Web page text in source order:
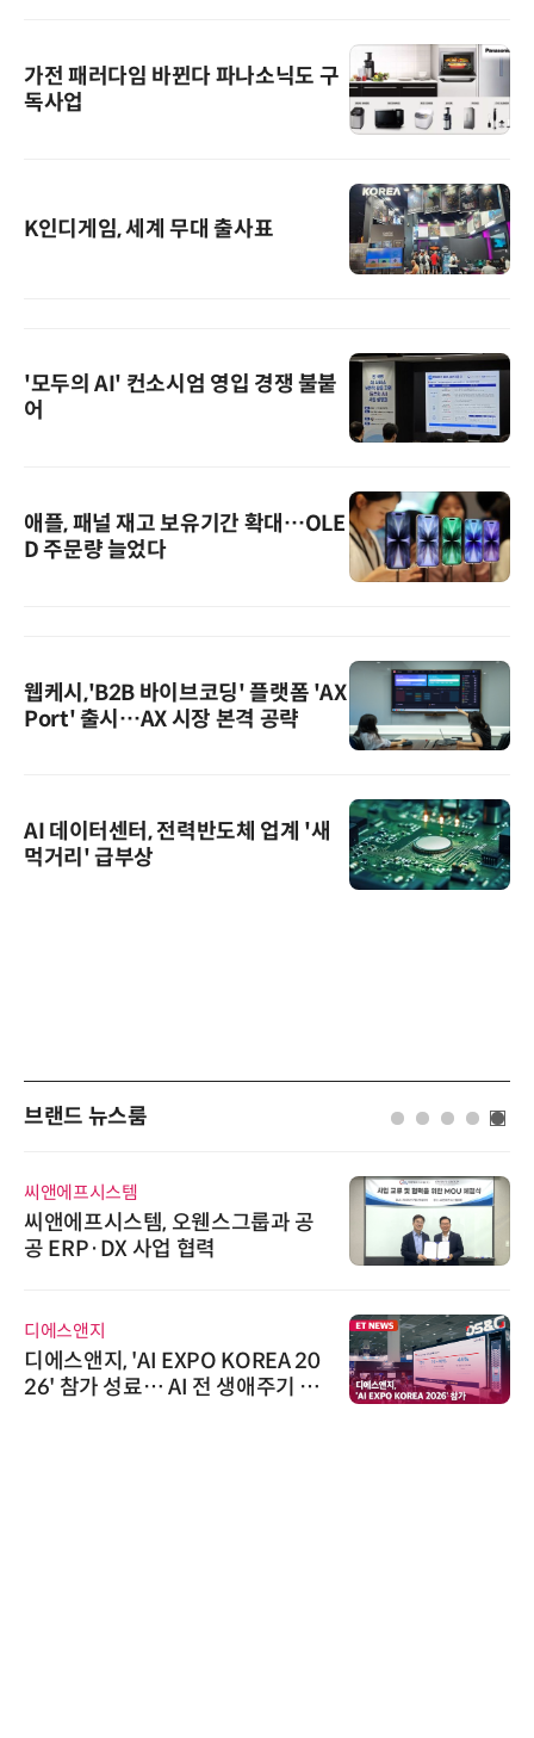
가전 패러다임 바뀐다 파나소닉도 구
독사업
K인디게임, 세계 무대 출사표
'모두의 AI' 컨소시엄 영입 경쟁 불붙
어
애플, 패널 재고 보유기간 확대…OLE
D 주문량 늘었다
웹케시,'B2B 바이브코딩' 플랫폼 'AX
Port' 출시…AX 시장 본격 공략
AI 데이터센터, 전력반도체 업계 '새
먹거리' 급부상
브랜드 뉴스룸
씨앤에프시스템
씨앤에프시스템, 오웬스그룹과 공
공 ERP·DX 사업 협력
디에스앤지
디에스앤지, 'AI EXPO KOREA 20
26' 참가 성료… AI 전 생애주기 아